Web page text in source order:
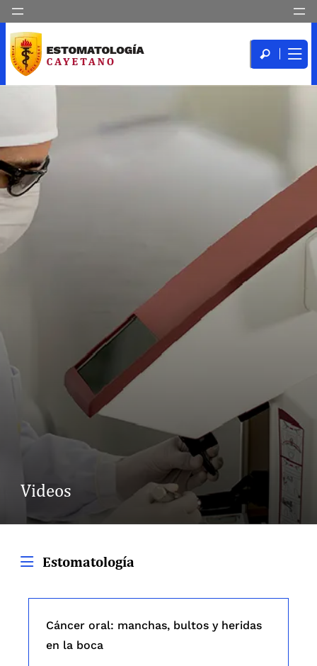
Videos
Estomatología
Cáncer oral: manchas, bultos y heridas
en la boca